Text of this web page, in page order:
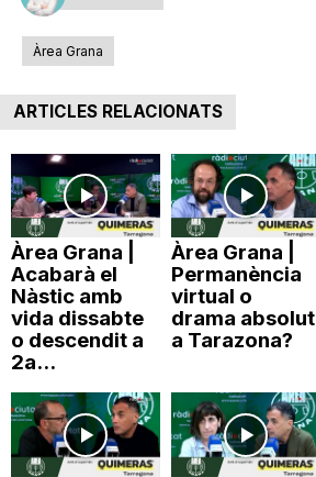
Àrea Grana
ARTICLES RELACIONATS
Àrea Grana |
Acabarà el
Nàstic amb
vida dissabte
o descendit a
2a...
Àrea Grana |
Permanència
virtual o
drama absolut
a Tarazona?